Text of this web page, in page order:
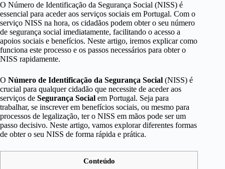
O Número de Identificação da Segurança Social (NISS) é
essencial para aceder aos serviços sociais em Portugal. Com o
serviço NISS na hora, os cidadãos podem obter o seu número
de segurança social imediatamente, facilitando o acesso a
apoios sociais e benefícios. Neste artigo, iremos explicar como
funciona este processo e os passos necessários para obter o
NISS rapidamente.
O Número de Identificação da Segurança Social (NISS) é
crucial para qualquer cidadão que necessite de aceder aos
serviços de Segurança Social em Portugal. Seja para
trabalhar, se inscrever em benefícios sociais, ou mesmo para
processos de legalização, ter o NISS em mãos pode ser um
passo decisivo. Neste artigo, vamos explorar diferentes formas
de obter o seu NISS de forma rápida e prática.
Conteúdo